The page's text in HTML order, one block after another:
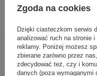
Inni klienci
Zgoda na cookies
Dzięki ciasteczkom serwis
analizować ruch na stronie
reklamy. Poniżej możesz
zbierane zarówno przez
zdecydować też, czy i
danych (poza wymaganymi